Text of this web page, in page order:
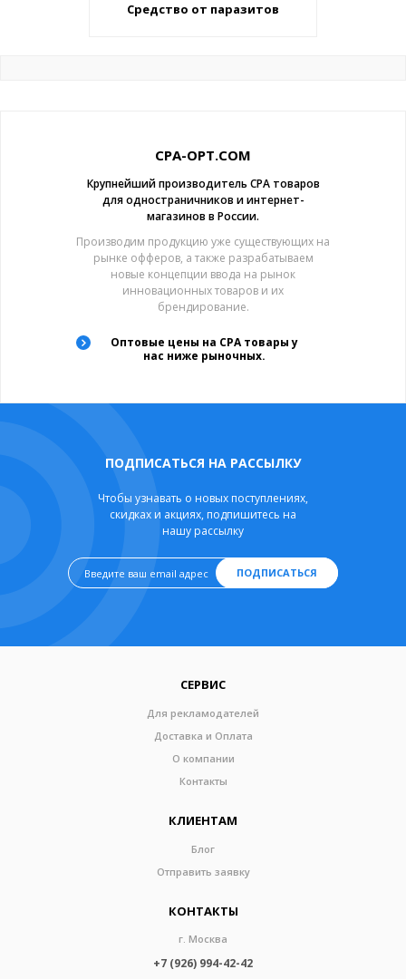
Средство от паразитов
CPA-OPT.COM
Крупнейший производитель CPA товаров
для одностраничников и интернет-
магазинов в России.
Производим продукцию уже существующих на
рынке офферов, а также разрабатываем
новые концепции ввода на рынок
инновационных товаров и их
брендирование.
Оптовые цены на CPA товары у
нас ниже рыночных.
ПОДПИСАТЬСЯ НА РАССЫЛКУ
Чтобы узнавать о новых поступлениях,
скидках и акциях, подпишитесь на
нашу рассылку
ПОДПИСАТЬСЯ
СЕРВИС
Для рекламодателей
Доставка и Оплата
О компании
Контакты
КЛИЕНТАМ
Блог
Отправить заявку
КОНТАКТЫ
г. Москва
+7 (926) 994-42-42